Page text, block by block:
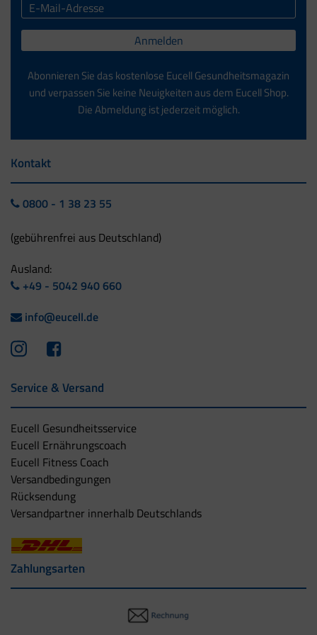
Anmelden
Abonnieren Sie das kostenlose Eucell Gesundheitsmagazin
und verpassen Sie keine Neuigkeiten aus dem Eucell Shop.
Die Abmeldung ist jederzeit möglich.
Kontakt
0800 - 1 38 23 55
(gebührenfrei aus Deutschland)
Ausland:
+49 - 5042 940 660
info@eucell.de
Service & Versand
Eucell Gesundheitsservice
Eucell Ernährungscoach
Eucell Fitness Coach
Versandbedingungen
Rücksendung
Versandpartner innerhalb Deutschlands
Zahlungsarten